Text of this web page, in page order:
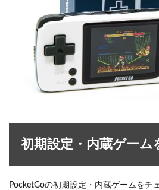
初期設定・内蔵ゲーム
PocketGoの初期設定・内蔵ゲームをチ